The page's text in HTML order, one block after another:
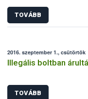
TOVÁBB
2016. szeptember 1., csütörtök
Illegális boltban
TOVÁBB